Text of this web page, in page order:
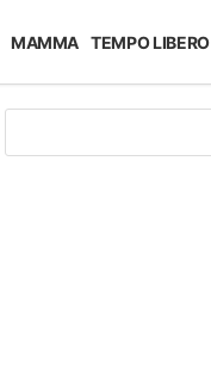
MAMMA TEMPO LIBERO